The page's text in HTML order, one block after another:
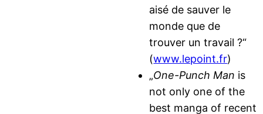
aisé de sauver le
monde que de
trouver un travail ?“
(www.lepoint.fr)
„One-Punch Man is
not only one of the
best manga of recent